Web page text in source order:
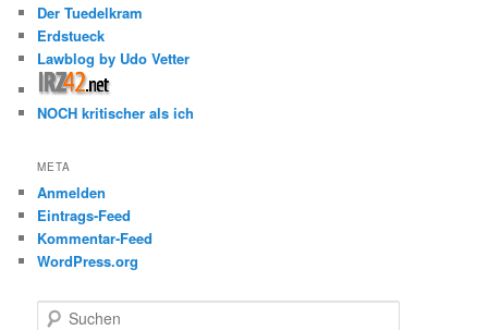
Der Tuedelkram
Erdstueck
Lawblog by Udo Vetter
NOCH kritischer als ich
META
Anmelden
Eintrags-Feed
Kommentar-Feed
WordPress.org